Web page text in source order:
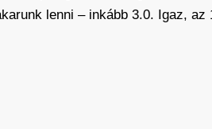
lenni – inkább 3.0. Igaz,